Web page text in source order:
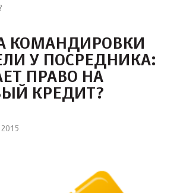
КОМАНДИРОВКИ
У ПОСРЕДНИКА:
ПРАВО НА
КРЕДИТ?